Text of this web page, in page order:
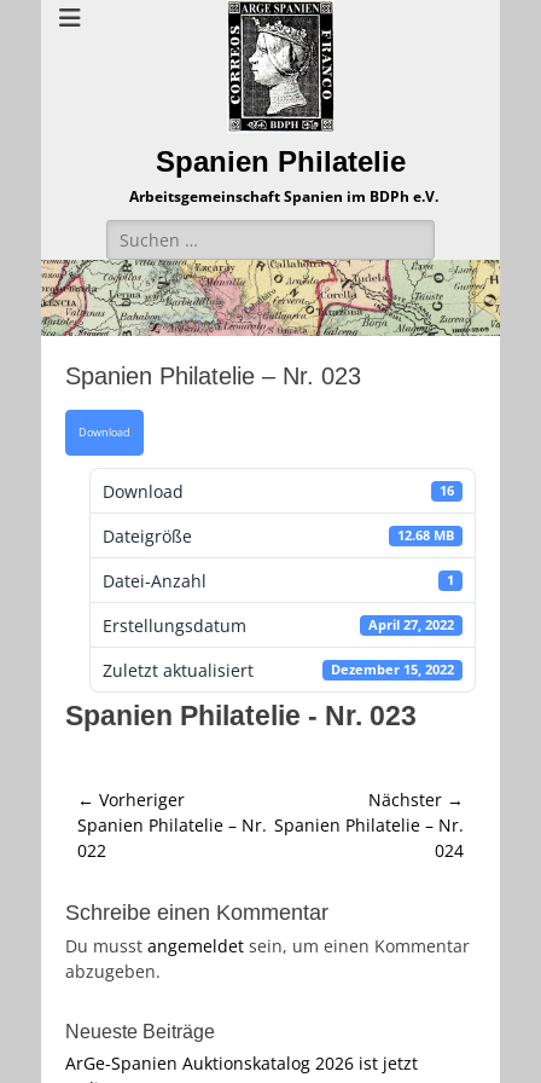
Spanien Philatelie
Arbeitsgemeinschaft Spanien im BDPh e.V.
Suchen
nach:
Spanien Philatelie – Nr. 023
Download
Download 16
Dateigröße 12.68 MB
Datei-Anzahl 1
Erstellungsdatum April 27, 2022
Zuletzt aktualisiert Dezember 15, 2022
Spanien Philatelie - Nr. 023
Beitragsnavigation
← Vorheriger
Vorheriger
Beitrag:
Spanien Philatelie – Nr.
022
Nächster →
Nächster
Spanien Philatelie – Nr.
024
Schreibe einen Kommentar
Du musst angemeldet sein, um einen Kommentar
abzugeben.
Neueste Beiträge
ArGe-Spanien Auktionskatalog 2026 ist jetzt